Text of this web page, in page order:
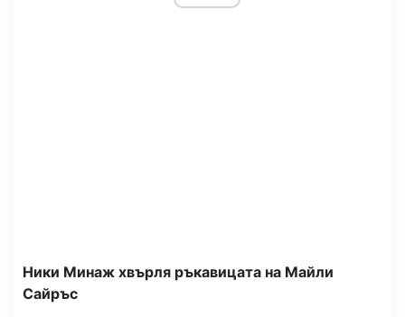
Ники Минаж хвърля ръкавицата на Майли
Сайръс